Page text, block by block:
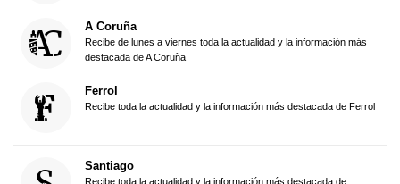
A Coruña
Recibe de lunes a viernes toda la actualidad y la información más
destacada de A Coruña
Ferrol
Recibe toda la actualidad y la información más destacada de Ferrol
Santiago
Recibe toda la actualidad y la información más destacada de